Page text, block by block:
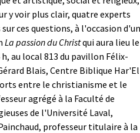
y voir plus clair, quatre experts
ces questions, à l'occasion
La passion du Christqui aura lieu le
au local 813 du pavillon Félix-
Blais, Centre Biblique
entre le christianisme et le
agrégé à la Faculté de
de l'Université Laval,
professeur titulaire à la